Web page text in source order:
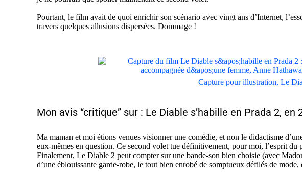
Pourtant, le film avait de quoi enrichir son scénario avec vingt ans d’Internet,
travers quelques allusions dispersées. Dommage !
Capture pour illustration, Le
Mon avis “critique” sur : Le Diable s’habille en Prada 2, en
Ma maman et moi étions venues visionner une comédie, et non le didactisme
eux-mêmes en question. Ce second volet tue définitivement, pour moi, l’esprit du
Finalement, Le Diable 2 peut compter sur une bande-son bien choisie (avec
d’une éblouissante garde-robe, le tout bien enrobé de somptueux défilés de mode,